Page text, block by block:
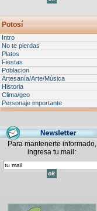
Potosí
Intro
No te pierdas
Platos
Fiestas
Poblacion
Artesanía/Arte/Música
Historia
Clima/geo
Personaje importante
Para mantenerte informado,
ingresa tu mail: